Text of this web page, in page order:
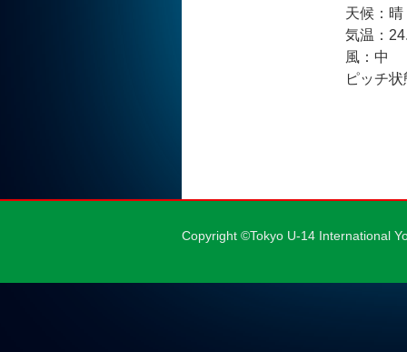
天候：晴
気温：
風：中
ピッチ
Copyright ©Tokyo U-14 International